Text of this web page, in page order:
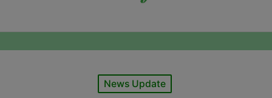
Posted
News Update